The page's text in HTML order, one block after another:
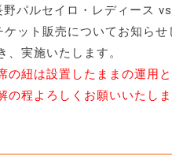
パルセイロ・レディース
ット販売についてお知ら
、実施いたします。
紐は設置したままの運用
程よろしくお願いいたしま